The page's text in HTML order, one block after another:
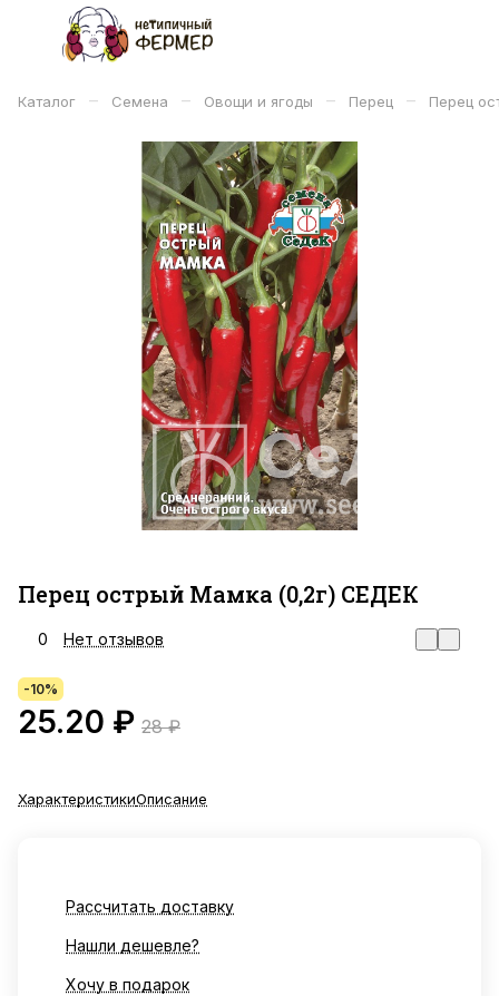
Каталог – Семена – Овощи и ягоды – Перец – Перец
Перец острый Мамка (0,2г) СЕДЕК
0 Нет отзывов
-10%
25.20 ₽ 28 ₽
ХарактеристикиОписание
Рассчитать доставку
Нашли дешевле?
Хочу в подарок